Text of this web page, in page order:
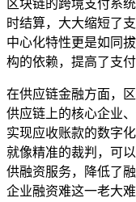
区块链的跨境支付系
时结算，大大缩短了
中心化特性更是如同
构的依赖，提高了支
在供应链金融方面，
供应链上的核心企业
实现应收账款的数字
就像精准的裁判，可
供融资服务，降低了
企业融资难这一老大